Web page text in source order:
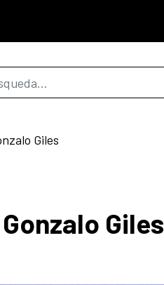
búsqueda
Giles
Giles